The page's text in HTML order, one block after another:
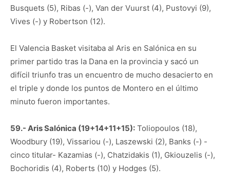
Busquets (5), Ribas (-), Van der Vuurst (4), Pustovyi (9),
Vives (-) y Robertson (12).
El Valencia Basket visitaba al Aris en Salónica en su
primer partido tras la Dana en la provincia y sacó un
difícil triunfo tras un encuentro de mucho desacierto en
el triple y donde los puntos de Montero en el último
minuto fueron importantes.
59.- Aris Salónica (19+14+11+15): Toliopoulos (18),
Woodbury (19), Vissariou (-), Laszewski (2), Banks (-) -
cinco titular- Kazamias (-), Chatzidakis (1), Gkiouzelis (-),
Bochoridis (4), Roberts (10) y Hodges (5).